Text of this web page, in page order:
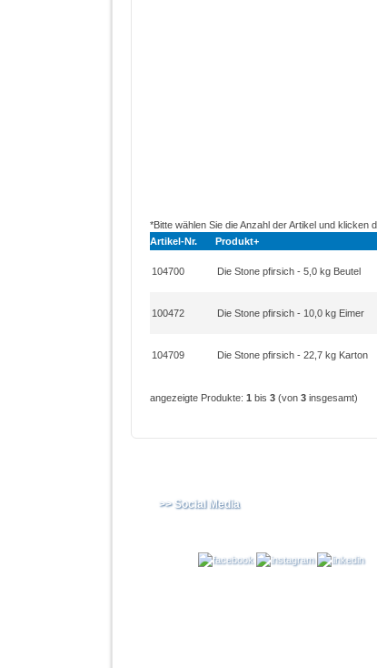
*Bitte wählen Sie die Anzahl der Artikel und klicken
Artikel-Nr.
Produkt+
104700 Die Stone pfirsich - 5,0 kg Beutel
100472 Die Stone pfirsich - 10,0 kg Eimer
104709 Die Stone pfirsich - 22,7 kg Karton
angezeigte Produkte: 1 bis 3 (von 3 insgesamt)
>> Social Media